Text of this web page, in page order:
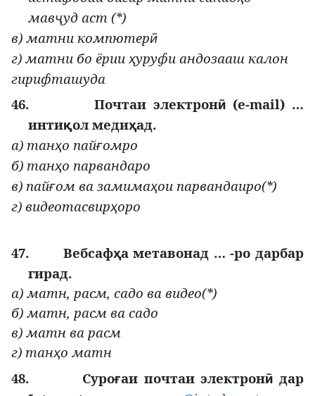
мавҷуд аст (*)
в) матни компютерӣ
г) матни бо ёрии ҳуруфи андозааш калон
гирифташуда
46.
Почтаи электронӣ (e-mail) …
интиқол медиҳад.
а) танҳо пайғомро
б) танҳо парвандаро
в) пайғом ва замимаҳои парвандаиро(*)
г) видеотасвирҳоро
47. Вебсафҳа метавонад … -ро дарбар
гирад.
а) матн, расм, садо ва видео(*)
б) матн, расм ва садо
в) матн ва расм
г) танҳо матн
48.
Суроғаи почтаи электронӣ дар